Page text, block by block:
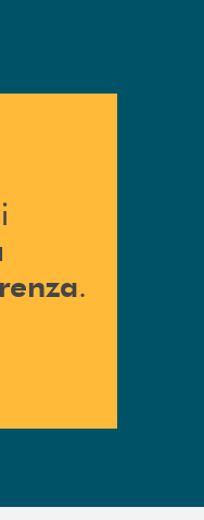
Vai alla pagina della
.